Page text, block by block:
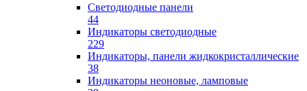
Светодиодные панели
44
Индикаторы светодиодные
229
Индикаторы, панели жидкокристаллические
38
Индикаторы неоновые, ламповые